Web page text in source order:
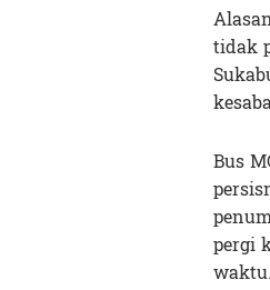
tidak
Bus
pergi
waktu.